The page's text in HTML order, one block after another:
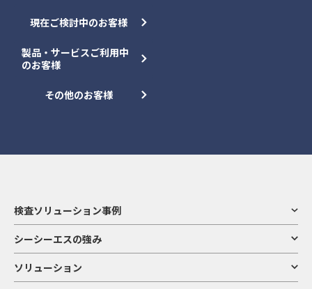
現在ご検討中のお客様
製品・サービスご利用中
のお客様
その他のお客様
検査ソリューション事例
シーシーエスの強み
ソリューション